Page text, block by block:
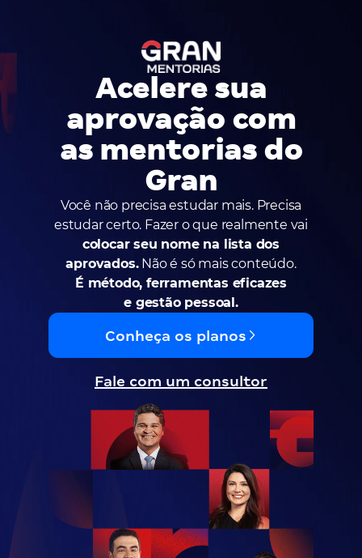
Acelere sua
aprovação com
as mentorias do
Gran
Você não precisa estudar mais. Precisa
estudar certo. Fazer o que realmente vai
colocar seu nome na lista dos
aprovados.Não é só mais conteúdo.
É método, ferramentas eficazes
e gestão pessoal.
Conheça os planos
Fale com um consultor